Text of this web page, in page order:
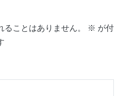
ことはありません。 ※ が付